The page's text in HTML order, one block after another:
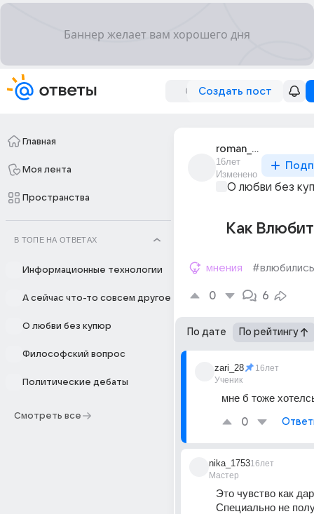
Создать пост
Главная
Моя лента
Пространства
В ТОПЕ НА ОТВЕТАХ
Информационные технологии
А сейчас что-то совсем другое
О любви без купюр
Философский вопрос
Политические дебаты
Смотреть все
roman_11564
16лет
Изменено
О любви без
Как
мнения #влюбились
0 6
По дате По рейтингу
zari_28
Ученик
16лет
мне б тоже
0
nika_1753
Мастер
16лет
Это чувство как
Специально не